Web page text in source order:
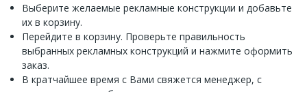
Выберите желаемые рекламные конструкции и добавьте
их в корзину.
Перейдите в корзину. Проверьте правильность
выбранных рекламных конструкций и нажмите оформить
заказ.
В кратчайшее время с Вами свяжется менеджер, с